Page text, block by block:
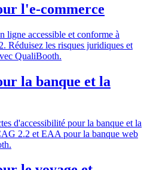
l'e-commerce
ligne accessible et conforme à
les risques juridiques et
QualiBooth.
la banque et la
d'accessibilité pour la banque et la
2.2 et EAA pour la banque web